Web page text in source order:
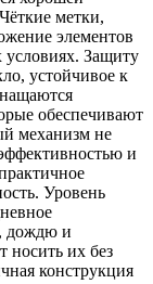
метки,
элементов
условиях. Защиту
устойчивое к
обеспечивают
механизм не
и
Уровень
дождю и
носить их без
конструкция